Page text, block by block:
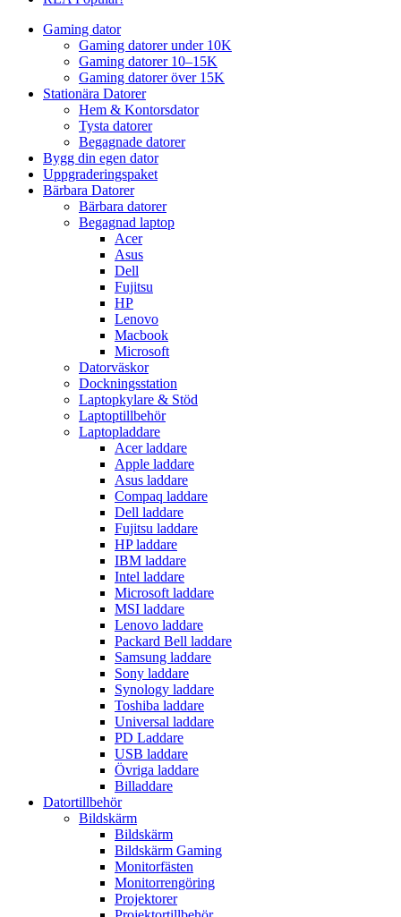
Gaming dator
Gaming datorer under 10K
Gaming datorer 10–15K
Gaming datorer över 15K
Stationära Datorer
Hem & Kontorsdator
Tysta datorer
Begagnade datorer
Bygg din egen dator
Uppgraderingspaket
Bärbara Datorer
Bärbara datorer
Begagnad laptop
Acer
Asus
Dell
Fujitsu
HP
Lenovo
Macbook
Microsoft
Datorväskor
Dockningsstation
Laptopkylare & Stöd
Laptoptillbehör
Laptopladdare
Acer laddare
Apple laddare
Asus laddare
Compaq laddare
Dell laddare
Fujitsu laddare
HP laddare
IBM laddare
Intel laddare
Microsoft laddare
MSI laddare
Lenovo laddare
Packard Bell laddare
Samsung laddare
Sony laddare
Synology laddare
Toshiba laddare
Universal laddare
PD Laddare
USB laddare
Övriga laddare
Billaddare
Datortillbehör
Bildskärm
Bildskärm
Bildskärm Gaming
Monitorfästen
Monitorrengöring
Projektorer